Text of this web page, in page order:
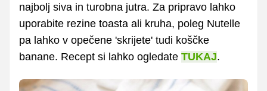
najbolj siva in turobna jutra. Za pripravo lahko
uporabite rezine toasta ali kruha, poleg Nutelle
pa lahko v opečene 'skrijete' tudi koščke
banane. Recept si lahko ogledate TUKAJ.